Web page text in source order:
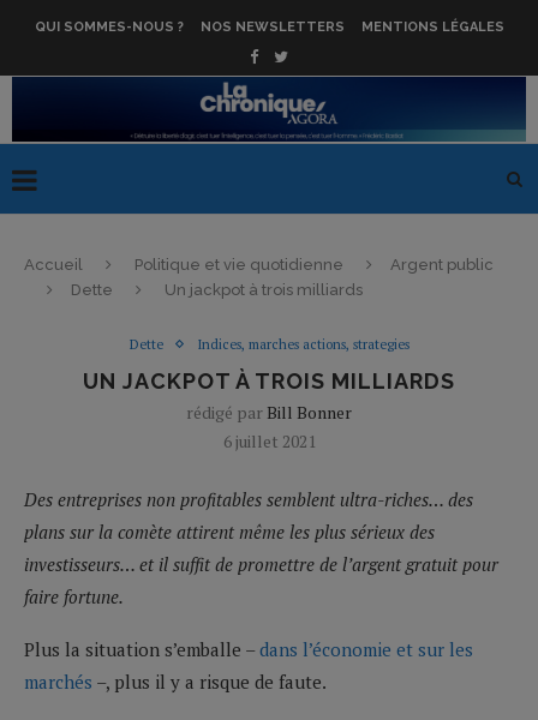
QUI SOMMES-NOUS ? NOS NEWSLETTERS MENTIONS LÉGALES
Accueil Politique et vie quotidienne
Argent public
Dette
Un jackpot à trois milliards
Dette Indices, marches actions, strategies
UN JACKPOT À TROIS MILLIARDS
rédigé par Bill Bonner
6 juillet 2021
Des entreprises non profitables semblent ultra-riches… des
plans sur la comète attirent même les plus sérieux des
investisseurs… et il suffit de promettre de l’argent gratuit pour
faire fortune.
Plus la situation s’emballe –dans l’économie et sur les
marchés –, plus il y a risque de faute.